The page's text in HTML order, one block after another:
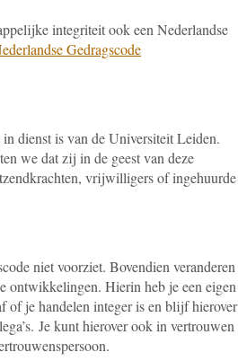
integriteit ook een Nederlandse
Gedragscode
dienst is van de Universiteit Leiden.
we dat zij in de geest van deze
vrijwilligers of ingehuurde
niet voorziet. Bovendien veranderen
ontwikkelingen. Hierin heb je een eigen
je handelen integer is en blijf hierover
Je kunt hierover ook in vertrouwen